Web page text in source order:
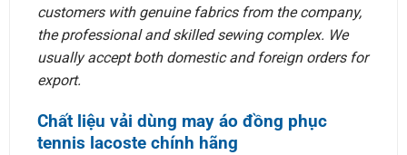
customers with genuine fabrics from the company,
the professional and skilled sewing complex. We
usually accept both domestic and foreign orders for
export.
Chất liệu vải dùng may áo đồng phục
tennis lacoste chính hãng